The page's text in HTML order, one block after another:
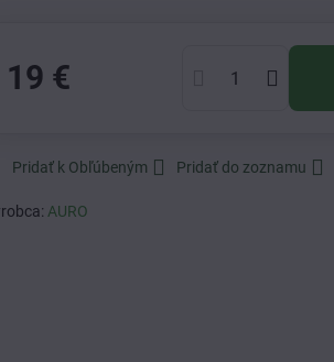
19 €
Pridať k Obľúbeným Pridať do zoznamu
AURO